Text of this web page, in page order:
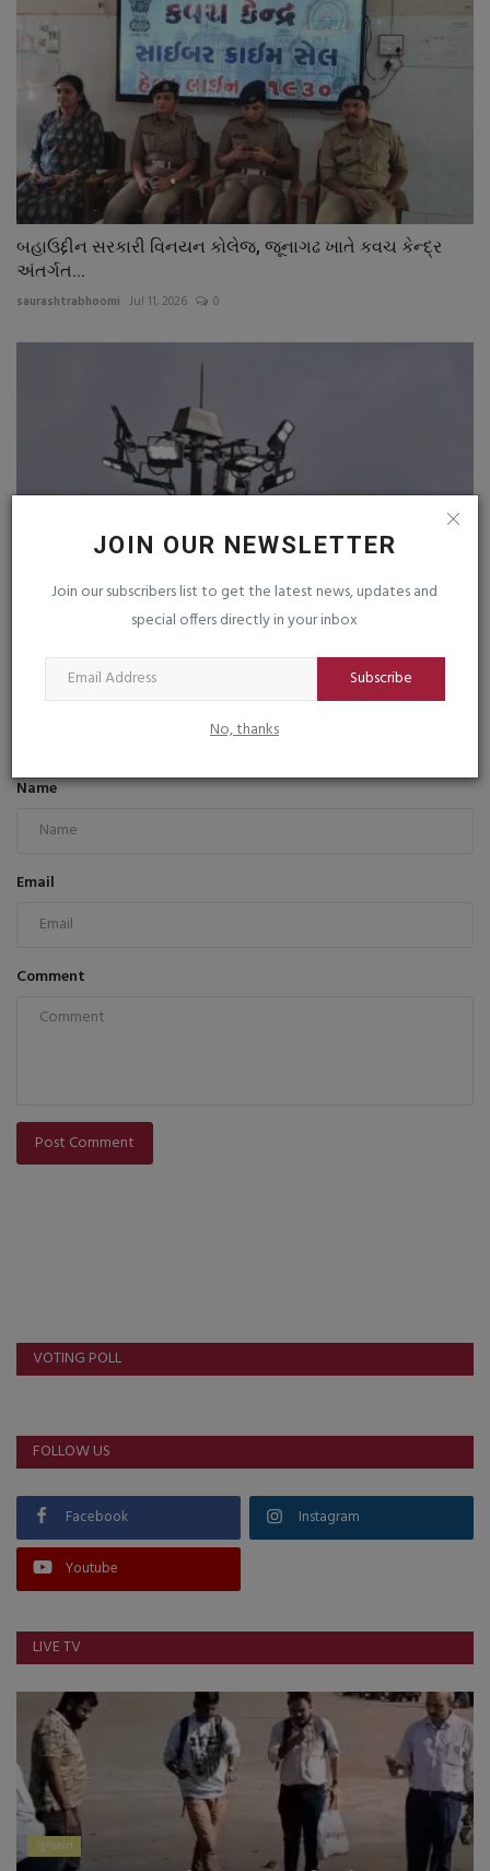
JOIN OUR NEWSLETTER
Join our subscribers list to get the latest news, updates and
special offers directly in your inbox
Subscribe
No, thanks
બહાઉદ્દીન સરકારી વિનયન કોલેજ, જૂનાગઢ ખાતે કવચ કેન્દ્ર
અંતર્ગત...
saurashtrabhoomi Jul 11, 2026 0
saurashtrabhoomi Aug 1, 2026
FACEBOOK COMMENTS
Name
Email
Comment
Post Comment
VOTING POLL
FOLLOW US
Facebook Instagram
Youtube
LIVE TV
ગુજરાત